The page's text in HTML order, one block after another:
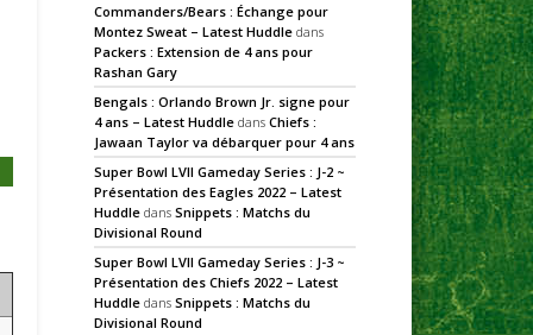
Commanders/Bears : Échange pour
Montez Sweat – Latest Huddle dans
Packers : Extension de 4 ans pour
Rashan Gary
Bengals : Orlando Brown Jr. signe pour
4 ans – Latest Huddle dansChiefs :
Jawaan Taylor va débarquer pour 4 ans
Super Bowl LVII Gameday Series : J-2 ~
Présentation des Eagles 2022 – Latest
Huddle dansSnippets : Matchs du
Divisional Round
Super Bowl LVII Gameday Series : J-3 ~
Présentation des Chiefs 2022 – Latest
Huddle dansSnippets : Matchs du
Divisional Round